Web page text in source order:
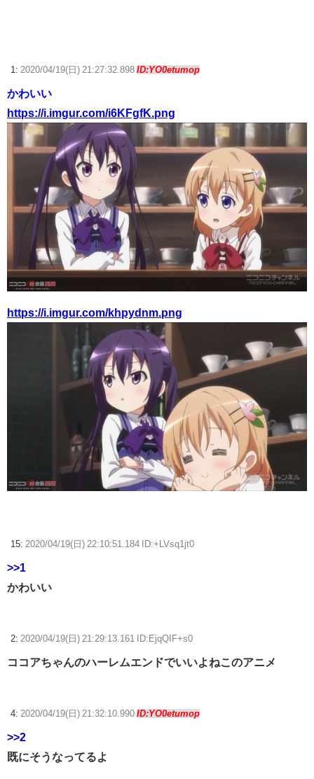
【艦これ】みぃむちゃんｶﾜｲｲﾈｴ・・・
【競馬】G1・2勝 アスコリピチェーノが引退 繁殖入りへ
Powered by livedoor 相互RSS
1: 2020/04/19(日) 21:27:32.898 ID:YO0etumop
かわいい
https://i.imgur.com/i6KFgfK.png
https://i.imgur.com/khpydnm.png
15: 2020/04/19(日) 22:10:51.184 ID:+LVsq1jt0
>>1
かわいい
2: 2020/04/19(日) 21:29:13.161 ID:EjqQIF+s0
ココアちゃんのハーレムエンドでいいよねこのアニメ
4: 2020/04/19(日) 21:32:10.990 ID:YO0etumop
>>2
既にそうなってるよ